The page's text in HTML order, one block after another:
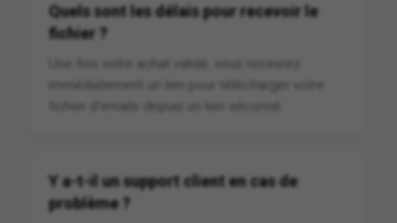
Quels sont les délais pour recevoir le
fichier ?
immédiatement un lien pour télécharger votre
fichier d'emails depuis un lien sécurisé.
Y a-t-il un support client en cas de
problème ?